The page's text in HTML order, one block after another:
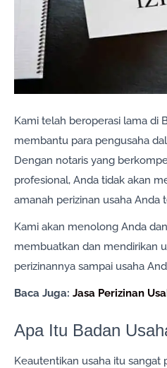
Kami telah beroperasi lama di
membantu para pengusaha
Dengan notaris yang
profesional, Anda tidak akan
amanah perizinan usaha Anda
Kami akan menolong Anda
membuatkan dan mendirikan
perizinannya sampai usaha
Baca Juga: Jasa Perizinan
Apa Itu Badan
Keautentikan usaha itu sangat